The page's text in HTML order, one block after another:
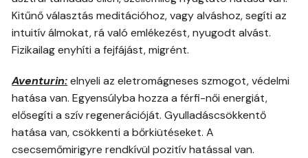
Kitűnő választás meditációhoz, vagy alváshoz, segíti az
intuitív álmokat, rá való emlékezést, nyugodt alvást.
Fizikailag enyhíti a fejfájást, migrént.
Aventurin:elnyeli az eletromágneses szmogot, védelmi
hatása van. Egyensúlyba hozza a férfi-női energiát,
elősegíti a szív regenerációját. Gyulladáscsökkentő
hatása van, csökkenti a bőrkiütéseket. A
csecsemőmirigyre rendkívül pozitív hatással van.